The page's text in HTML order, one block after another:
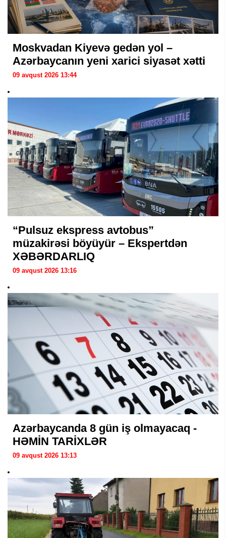
Moskvadan Kiyevə gedən yol –
Azərbaycanın yeni xarici siyasət xətti
09 avqust 2026 13:44
“Pulsuz ekspress avtobus”
müzakirəsi böyüyür – Ekspertdən
XƏBƏRDARLIQ
09 avqust 2026 13:16
Azərbaycanda 8 gün iş olmayacaq -
HƏMİN TARİXLƏR
09 avqust 2026 13:13